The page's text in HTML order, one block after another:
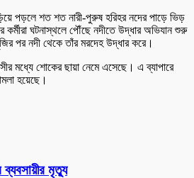
পড়লে শত শত নারী-পুরুষ হরিহর নদের পাড়ে ভিড়
কর্মীরা ঘটনাস্থলে পৌঁছে নদীতে উদ্ধার অভিযান শুরু
পর নদী থেকে তাঁর মরদেহ উদ্ধার করে।
মধ্যে শোকের ছায়া নেমে এসেছে। এ ব্যাপারে
হয়েছে।
ব্যবসায়ীর মৃত্যু